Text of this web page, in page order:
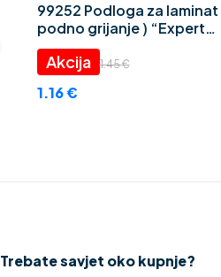
99252 Podloga za laminat
podno grijanje ) “Expert
Thermo CEZAR” 2 mm
1.45€
1.16€
Trebate savjet oko kupnje?